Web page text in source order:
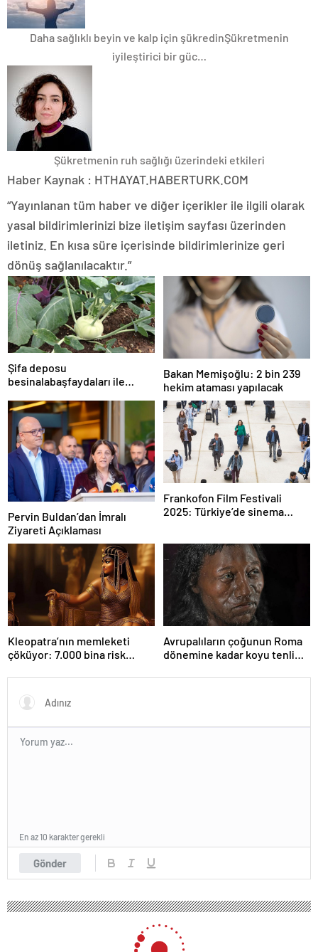
Daha sağlıklı beyin ve kalp için şükredinŞükretmenin
iyileştirici bir güc…
Şükretmenin ruh sağlığı üzerindeki etkileri
Haber Kaynak : HTHAYAT.HABERTURK.COM
“Yayınlanan tüm haber ve diğer içerikler ile ilgili olarak
yasal bildirimlerinizi bize iletişim sayfası üzerinden
iletiniz. En kısa süre içerisinde bildirimlerinize geri
dönüş sağlanılacaktır.”
Şifa deposu
besinalabaşfaydaları ile
koruyan mucize besin
alabaş…
Bakan Memişoğlu: 2 bin 239
hekim ataması yapılacak
Pervin Buldan’dan İmralı
Ziyareti Açıklaması
Frankofon Film Festivali
2025: Türkiye’de sinema
Kleopatra’nın memleketi
çöküyor: 7.000 bina risk
Avrupalıların çoğunun Roma
dönemine kadar koyu tenli
Gönder
En az 10 karakter gerekli